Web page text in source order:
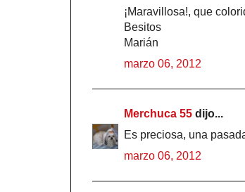
¡Maravillosa!, que
Besitos
Marián
marzo 06, 2012
Merchuca 55 dijo...
Es preciosa, una
marzo 06, 2012